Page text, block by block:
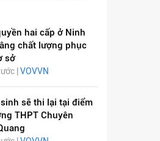
hai cấp ở Ninh
chất lượng phục
sở
|VOVVN
sẽ thi lại tại điểm
THPT Chuyên